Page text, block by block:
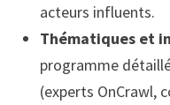
acteurs influents.
Thématiques et
programme
(experts OnCrawl,